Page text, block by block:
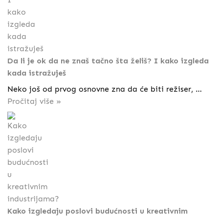
Da li je ok da ne znaš tačno šta želiš? I kako izgleda
kada istražuješ
Neko još od prvog osnovne zna da će biti režiser, …
Pročitaj više »
Kako izgledaju poslovi budućnosti u kreativnim